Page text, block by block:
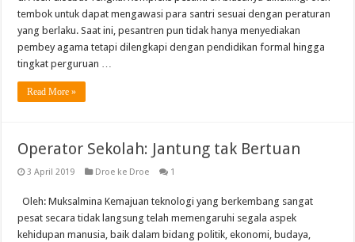
tembok untuk dapat mengawasi para santri sesuai dengan peraturan
yang berlaku. Saat ini, pesantren pun tidak hanya menyediakan
pembey agama tetapi dilengkapi dengan pendidikan formal hingga
tingkat perguruan …
Read More »
Operator Sekolah: Jantung tak Bertuan
3 April 2019 Droe ke Droe 1
Oleh: Muksalmina Kemajuan teknologi yang berkembang sangat
pesat secara tidak langsung telah memengaruhi segala aspek
kehidupan manusia, baik dalam bidang politik, ekonomi, budaya,